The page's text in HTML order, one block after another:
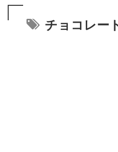
チョコレー